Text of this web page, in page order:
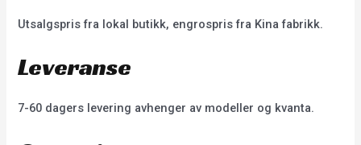
Utsalgspris fra lokal butikk, engrospris fra Kina fabrikk.
Leveranse
7-60 dagers levering avhenger av modeller og kvanta.